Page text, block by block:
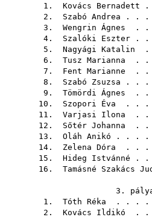
1. Kovács Bernadett .
2. Szabó Andrea . .
3. Wengrin Ágnes . .
4. Szalóki Eszter .
5. Nagyági Katalin .
6. Tusz Marianna . .
7. Fent Marianne . .
8. Szabó Zsuzsa . .
9. Tömördi Ágnes . .
10. Szopori Éva . . .
11. Varjasi Ilona . .
12. Sőtér Johanna . .
13. Oláh Anikó . . .
14. Zelena Dóra . . .
15. Hideg Istvánné .
16. Tamásné Szakács
3.
1. Tóth Réka . . .
2. Kovács Ildikó . .